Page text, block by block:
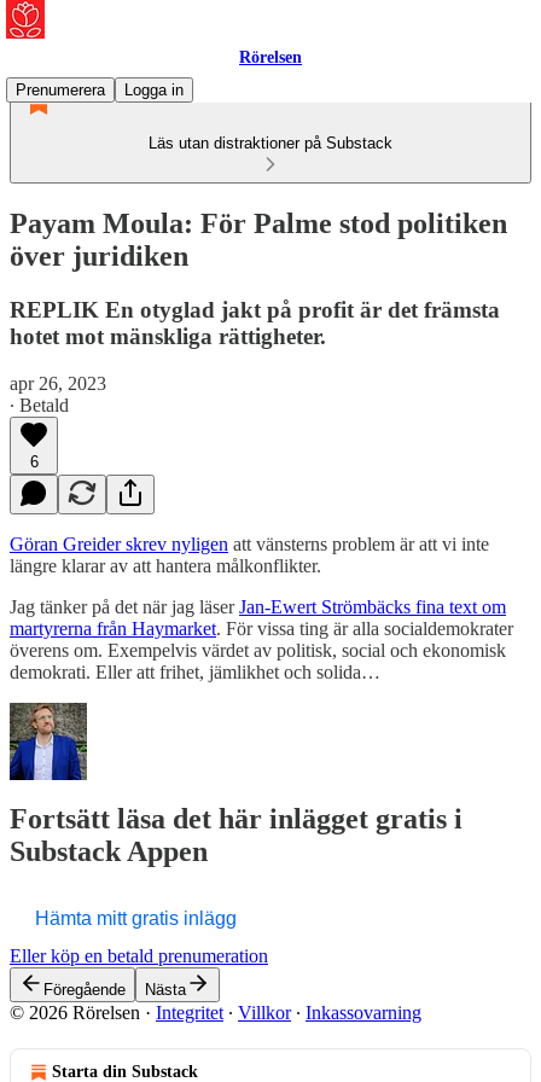
Rörelsen
Prenumerera
Logga in
Läs utan distraktioner på Substack
Payam Moula: För Palme stod politiken
över juridiken
REPLIK En otyglad jakt på profit är det främsta
hotet mot mänskliga rättigheter.
apr 26, 2023
∙ Betald
6
Göran Greider skrev nyligen att vänsterns problem är att vi inte
längre klarar av att hantera målkonflikter.
Jag tänker på det när jag läserJan-Ewert Strömbäcks fina text om
martyrerna från Haymarket. För vissa ting är alla socialdemokrater
överens om. Exempelvis värdet av politisk, social och ekonomisk
demokrati. Eller att frihet, jämlikhet och solida…
Fortsätt läsa det här inlägget gratis i
Substack Appen
Hämta mitt gratis inlägg
Eller köp en betald prenumeration
Föregående Nästa
© 2026 Rörelsen · Integritet ∙ Villkor∙ Inkassovarning
Starta din Substack